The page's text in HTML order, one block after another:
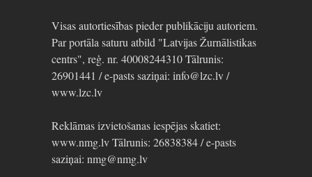
Visas autortiesības pieder publikāciju autoriem.
Par portāla saturu atbild "Latvijas Žurnālistikas
centrs", reģ. nr. 40008244310 Tālrunis:
26901441 / e-pasts saziņai: info@lzc.lv /
www.lzc.lv
Reklāmas izvietošanas iespējas skatiet:
www.nmg.lv Tālrunis: 26838384 / e-pasts
saziņai: nmg@nmg.lv